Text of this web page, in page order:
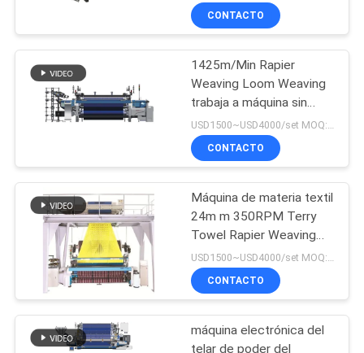
UNA CITA
MAPA
SITIO
PRIVACY
POLICY
Cordón del arnés
del telar jacquar
15
Reacondicione el
telar de la etiqueta
10
CONTACTO
1425m/Min Rapier
Weaving Loom Weaving
trabaja a máquina sin
lanzadera
CONTACTO
Máquina de materia textil
24m m 350RPM Terry
Towel Rapier Weaving
Loom electrónico
CONTACTO
máquina electrónica del
telar de poder del